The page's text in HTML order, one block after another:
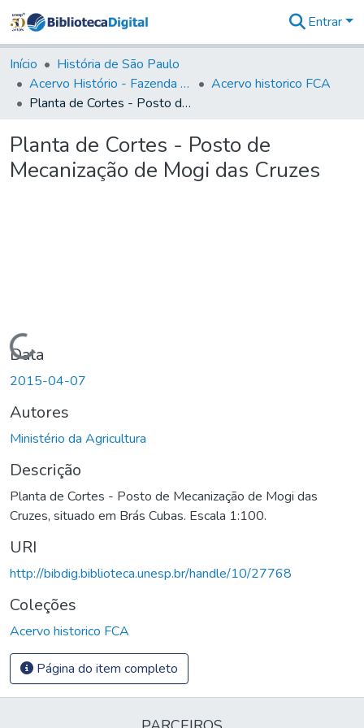
&
Coleções
Tudo na
Biblioteca
Estatísticas
Entrar
Início
História de São Paulo
Acervo Histório - Fazenda Lageado
Acervo historico FCA
Planta de Cortes - Posto de Mecanização de Mogi das Cruzes
Planta de Cortes - Posto de
Mecanização de Mogi das Cruzes
Carregando...
Data
2015-04-07
Autores
Ministério da Agricultura
Descrição
Planta de Cortes - Posto de Mecanização de Mogi das
Cruzes, situado em Brás Cubas. Escala 1:100.
URI
http://bibdig.biblioteca.unesp.br/handle/10/27768
Coleções
Acervo historico FCA
Página do item completo